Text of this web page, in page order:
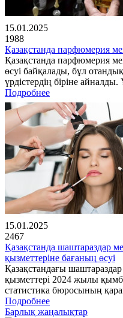
15.01.2025
1988
Қазақстанда парфюмерия
Қазақстанда парфюмерия
өсуі байқалады, бұл
үрдістердің біріне
Подробнее
15.01.2025
2467
Қазақстанда шаштараздар
қызметтеріне бағаның өсуі
Қазақстандағы
қызметтері 2024 жылы
статистика бюросының
Подробнее
Барлық жаңалықтар